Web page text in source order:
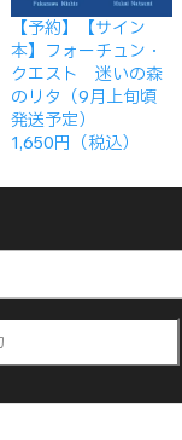
【予約】【サイン
本】フォーチュン・
クエスト 迷いの森
のリタ（9月上旬頃
発送予定）
1,650円（税込）